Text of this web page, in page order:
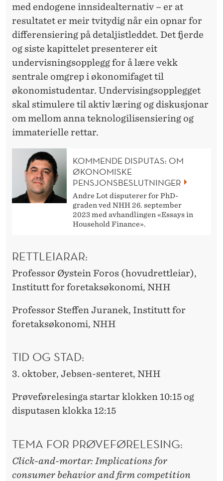
med endogene innsidealternativ – er at
resultatet er meir tvitydig når ein opnar for
differensiering på detaljistleddet. Det fjerde
og siste kapittelet presenterer eit
undervisningsopplegg for å lære vekk
sentrale omgrep i økonomifaget til
økonomistudentar. Undervisingsopplegget
skal stimulere til aktiv læring og diskusjonar
om mellom anna teknologilisensiering og
immaterielle rettar.
KOMMENDE DISPUTAS: OM
ØKONOMISKE
PENSJONSBESLUTNINGER
Andre Lot disputerer for PhD-
graden ved NHH 26. september
2023 med avhandlingen «Essays in
Household Finance».
RETTLEIARAR:
Professor Øystein Foros (hovudrettleiar),
Institutt for foretaksøkonomi, NHH
Professor Steffen Juranek, Institutt for
foretaksøkonomi, NHH
TID OG STAD:
3. oktober, Jebsen-senteret, NHH
Prøveførelesinga startar klokken 10:15 og
disputasen klokka 12:15
TEMA FOR PRØVEFØRELESING:
Click-and-mortar: Implications for
consumer behavior and firm competition